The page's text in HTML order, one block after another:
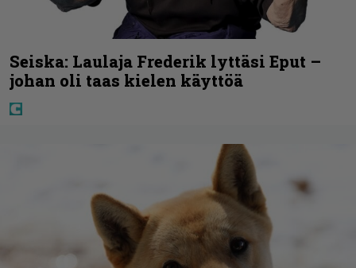
Seiska: Laulaja Frederik lyttäsi Eput –
johan oli taas kielen käyttöä